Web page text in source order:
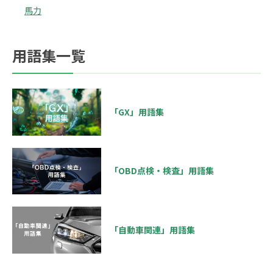
馬力
用語集一覧
「GX」用語集
「OBD点検・検査」用語集
「自動車関連」用語集